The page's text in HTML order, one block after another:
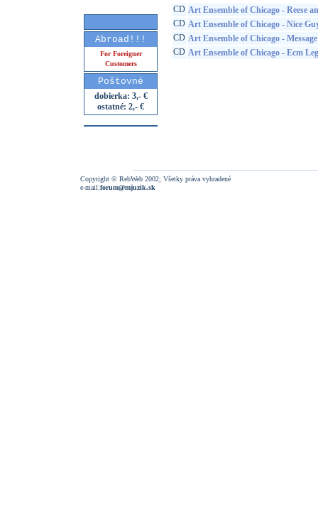
Abroad!!!
For Foreigner
Customers
Poštovné
dobierka: 3,- €
ostatné: 2,- €
CD Art Ensemble of Chicago - Reese
CD Art Ensemble of Chicago - Nice
CD Art Ensemble of Chicago -
CD Art Ensemble of Chicago - Ecm
Copyright © RebWeb 2002; Všetky práva vyhradené
e-mail:forum@mjuzik.sk